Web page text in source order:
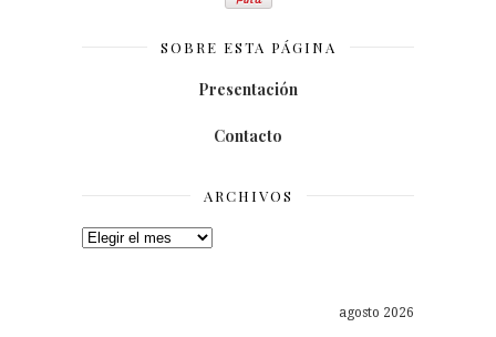
SOBRE ESTA PÁGINA
Presentación
Contacto
ARCHIVOS
Archivos
agosto 2026